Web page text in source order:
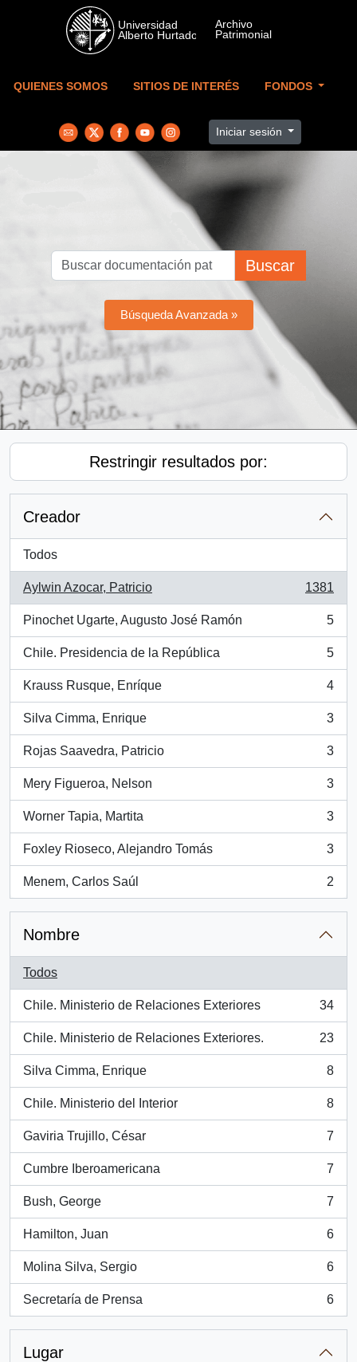
Skip to main content
QUIENES SOMOS SITIOS DE INTERÉS FONDOS
Iniciar sesión
Buscar
Búsqueda Avanzada »
Restringir resultados por:
Creador
Todos
Aylwin Azocar, Patricio
, 1381 resultados
1381
Pinochet Ugarte, Augusto José Ramón
, 5 resultados
5
Chile. Presidencia de la República
, 5 resultados
5
Krauss Rusque, Enríque
, 4 resultados
4
Silva Cimma, Enrique
, 3 resultados
3
Rojas Saavedra, Patricio
, 3 resultados
3
Mery Figueroa, Nelson
, 3 resultados
3
Worner Tapia, Martita
, 3 resultados
3
Foxley Rioseco, Alejandro Tomás
, 3 resultados
3
Menem, Carlos Saúl
, 2 resultados
2
Nombre
Todos
Chile. Ministerio de Relaciones Exteriores
, 34 resultados
34
Chile. Ministerio de Relaciones Exteriores.
, 23 resultados
23
Silva Cimma, Enrique
, 8 resultados
8
Chile. Ministerio del Interior
, 8 resultados
8
Gaviria Trujillo, César
, 7 resultados
7
Cumbre Iberoamericana
, 7 resultados
7
Bush, George
, 7 resultados
7
Hamilton, Juan
, 6 resultados
6
Molina Silva, Sergio
, 6 resultados
6
Secretaría de Prensa
, 6 resultados
6
Lugar